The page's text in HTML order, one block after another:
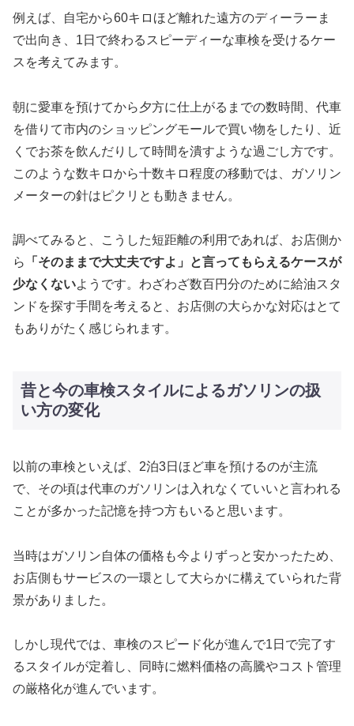
例えば、自宅から60キロほど離れた遠方のディーラーま
で出向き、1日で終わるスピーディーな車検を受けるケー
スを考えてみます。
朝に愛車を預けてから夕方に仕上がるまでの数時間、代車
を借りて市内のショッピングモールで買い物をしたり、近
くでお茶を飲んだりして時間を潰すような過ごし方です。
このような数キロから十数キロ程度の移動では、ガソリン
メーターの針はピクリとも動きません。
調べてみると、こうした短距離の利用であれば、お店側か
ら
「そのままで大丈夫ですよ」と言ってもらえるケースが
少なくないようです。わざわざ数百円分のために給油スタ
ンドを探す手間を考えると、お店側の大らかな対応はとて
もありがたく感じられます。
昔と今の車検スタイルによるガソリンの扱
い方の変化
以前の車検といえば、2泊3日ほど車を預けるのが主流
で、その頃は代車のガソリンは入れなくていいと言われる
ことが多かった記憶を持つ方もいると思います。
当時はガソリン自体の価格も今よりずっと安かったため、
お店側もサービスの一環として大らかに構えていられた背
景がありました。
しかし現代では、車検のスピード化が進んで1日で完了す
るスタイルが定着し、同時に燃料価格の高騰やコスト管理
の厳格化が進んでいます。